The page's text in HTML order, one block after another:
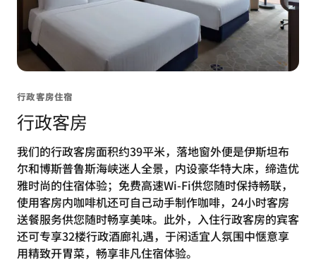
行政客房住宿
行政客房
我们的行政客房面积约39平米，落地窗外便是伊斯坦布
尔和博斯普鲁斯海峡迷人全景，内设豪华特大床，缔造优
雅时尚的住宿体验；免费高速Wi-Fi供您随时保持畅联，
使用客房内咖啡机还可自己动手制作咖啡，24小时客房
送餐服务供您随时畅享美味。此外，入住行政客房的宾客
还可专享32楼行政酒廊礼遇，于闲适宜人氛围中惬意享
用精致开胃菜，畅享非凡住宿体验。